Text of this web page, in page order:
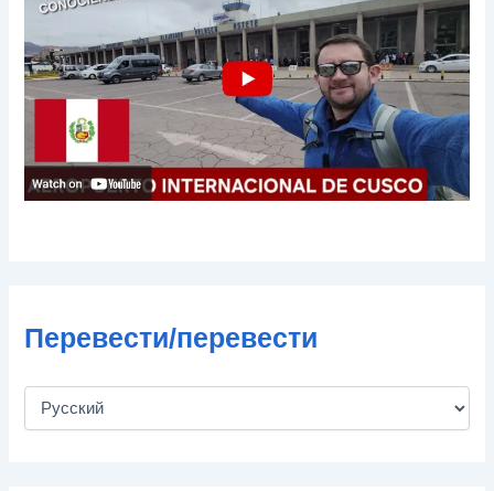
т
ы
Перевести/перевести